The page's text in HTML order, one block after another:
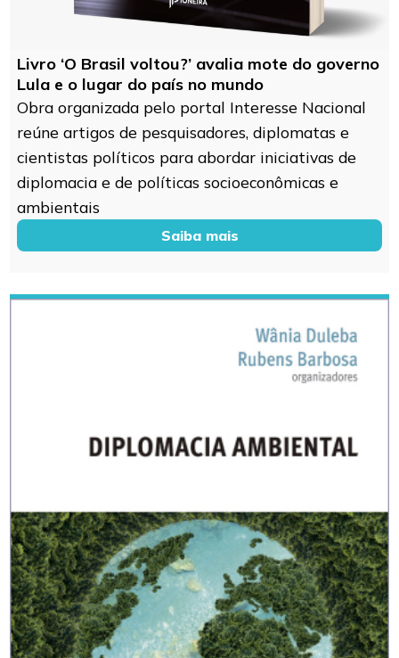
Livro ‘O Brasil voltou?’ avalia mote do governo
Lula e o lugar do país no mundo
Obra organizada pelo portal Interesse Nacional
reúne artigos de pesquisadores, diplomatas e
cientistas políticos para abordar iniciativas de
diplomacia e de políticas socioeconômicas e
ambientais
Saiba mais